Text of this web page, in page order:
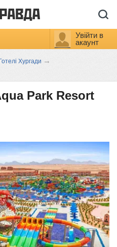
Увійти в
акаунт
Готелі Хургади →
Park Resort